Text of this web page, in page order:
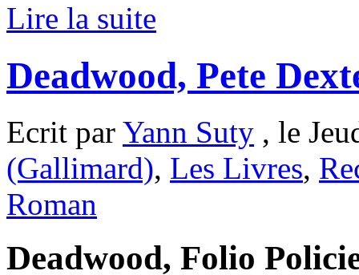
Lire la suite
Deadwood, Pete
Ecrit par Yann Suty , le
(Gallimard), Les Livres,
Roman
Deadwood, Folio